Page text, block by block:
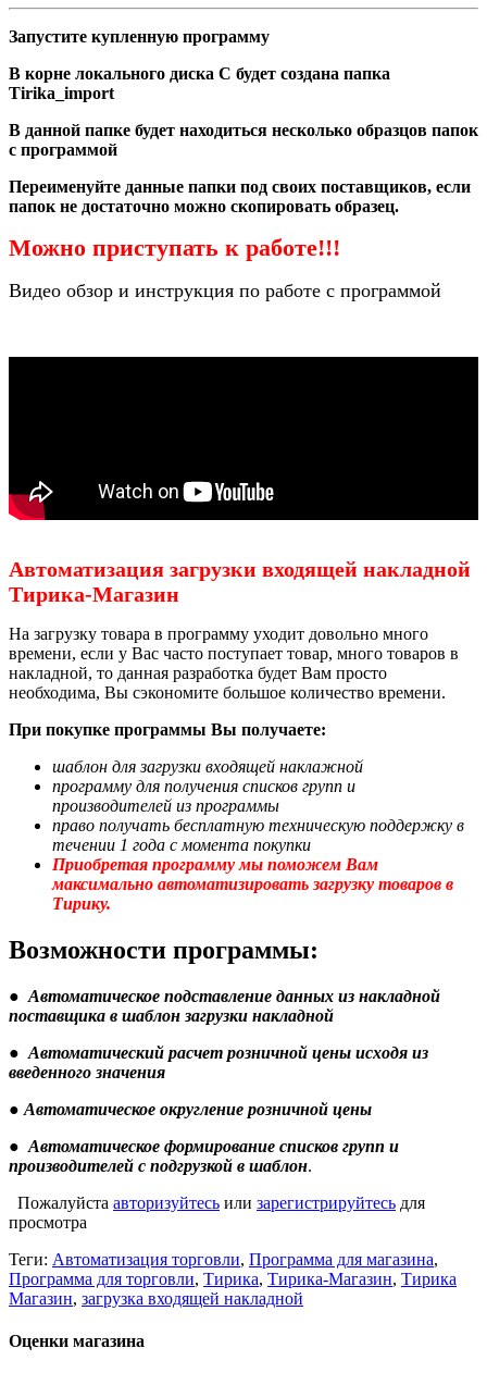
Запустите купленную программу
В корне локального диска С будет создана папка
Tirika_import
В данной папке будет находиться несколько образцов папок
с программой
Переименуйте данные папки под своих поставщиков, если
папок не достаточно можно скопировать образец.
Можно приступать к работе!!!
Видео обзор и инструкция по работе с программой
Автоматизация загрузки входящей накладной
Тирика-Магазин
На загрузку товара в программу уходит довольно много
времени, если у Вас часто поступает товар, много товаров в
накладной, то данная разработка будет Вам просто
необходима, Вы сэкономите большое количество времени.
При покупке программы Вы получаете:
шаблон для загрузки входящей наклажной
программу для получения списков групп и
производителей из программы
право получать бесплатную техническую поддержку в
течении 1 года с момента покупки
Приобретая программу мы поможем Вам
максимально автоматизировать загрузку товаров в
Тирику.
Возможности программы:
● Автоматическое подставление данных из накладной
поставщика в шаблон загрузки накладной
● Автоматический расчет розничной цены исходя из
введенного значения
● Автоматическое округление розничной цены
● Автоматическое формирование списков групп и
производителей с подгрузкой в шаблон.
Пожалуйста авторизуйтесь или зарегистрируйтесь для
просмотра
Теги: Автоматизация торговли, Программа для магазина,
Программа для торговли, Тирика, Тирика-Магазин, Тирика
Магазин, загрузка входящей накладной
Оценки магазина